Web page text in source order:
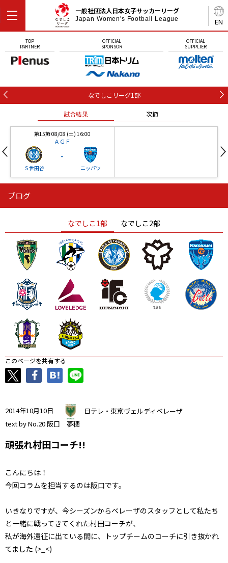
EN
一般社団法人日本女子サッカーリーグ
Japan Women's Football League
TOP
PARTNER
OFFICIAL
SPONSOR
OFFICIAL
SUPPLIER
なでしこリーグ1部
試合結果 次節
第15節 08/08 (土) 16:00
ＡＧＦ
Ｓ世田谷
-
ニッパツ
ニッパツ
ニッパツ 名古屋
石人の星
静岡 愛媛Ｌ
ブログ
なでしこ1部 なでしこ2部
このページを共有する
2014年10月10日
日テレ・東京ヴェルディベレーザ
text by No.20 阪口 夢穂
頑張れ村田コーチ!!
こんにちは！
今回コラムを担当するのは阪口です。
いきなりですが、今シーズンからベレーザのスタッフとして私たち
と一緒に戦ってきてくれた村田コーチが、
私が海外遠征に出ている間に、トップチームのコーチに引き抜かれ
てました (>_<)